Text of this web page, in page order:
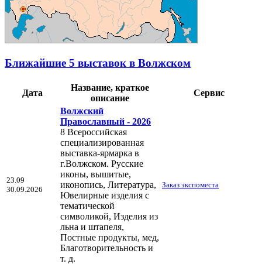
Ближайшие 5 выставок в Волжском
Дата
Название, краткое
описание
Сервис
23.09
30.09.2026
Волжский
Православный - 2026
8 Всероссийская
специализированная
выставка-ярмарка в
г.Волжском. Русские
иконы, вышитые,
иконопись, Литература,
Ювелирные изделия с
тематической
символикой, Изделия из
льна и штапеля,
Постные продукты, мед,
Благотворительность и
т. д.
Заказ экспоместа